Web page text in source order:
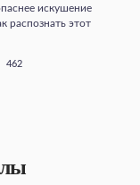
искушение
распознать этот
462